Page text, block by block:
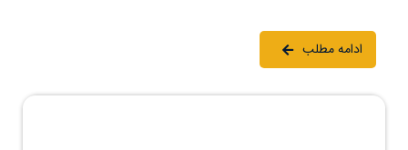
ادامه مطلب